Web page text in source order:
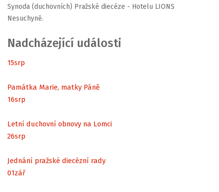
Synoda (duchovních) Pražské diecéze - Hotelu LIONS
Nesuchyně.
Nadcházející události
15srp
Památka Marie, matky Páně
16srp
Letní duchovní obnovy na Lomci
26srp
Jednání pražské diecézní rady
01zář